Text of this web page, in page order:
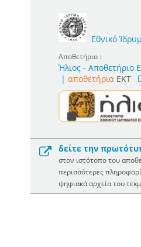
Εθνικό
Αποθετήριο :
Ήλιος - Αποθετήριο
| αποθετήρια EKT
δείτε την
στον ιστότοπο του
περισσότερες
ψηφιακά αρχεία του